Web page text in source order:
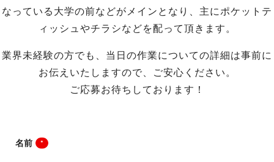
なっている大学の前などがメインとなり、主にポケットテ
ィッシュやチラシなどを配って頂きます。
業界未経験の方でも、当日の作業についての詳細は事前に
お伝えいたしますので、ご安心ください。
ご応募お待ちしております！
*
名前